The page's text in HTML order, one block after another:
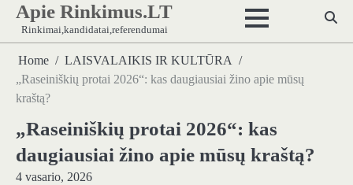
Skip
content
Apie Rinkimus.LT
Rinkimai,kandidatai,referendumai
Home
LAISVALAIKIS IR KULTŪRA
„Raseiniškių protai 2026“: kas daugiausiai žino apie mūsų
kraštą?
„Raseiniškių protai 2026“: kas
daugiausiai žino apie mūsų kraštą?
4 vasario, 2026